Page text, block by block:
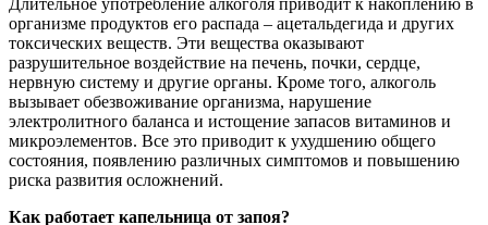
организме продуктов его распада – ацетальдегида и других
токсических веществ. Эти вещества оказывают
разрушительное воздействие на печень, почки, сердце,
нервную систему и другие органы. Кроме того, алкоголь
вызывает обезвоживание организма, нарушение
электролитного баланса и истощение запасов витаминов и
микроэлементов. Все это приводит к ухудшению общего
состояния, появлению различных симптомов и повышению
риска развития осложнений.
Как работает капельница от запоя?